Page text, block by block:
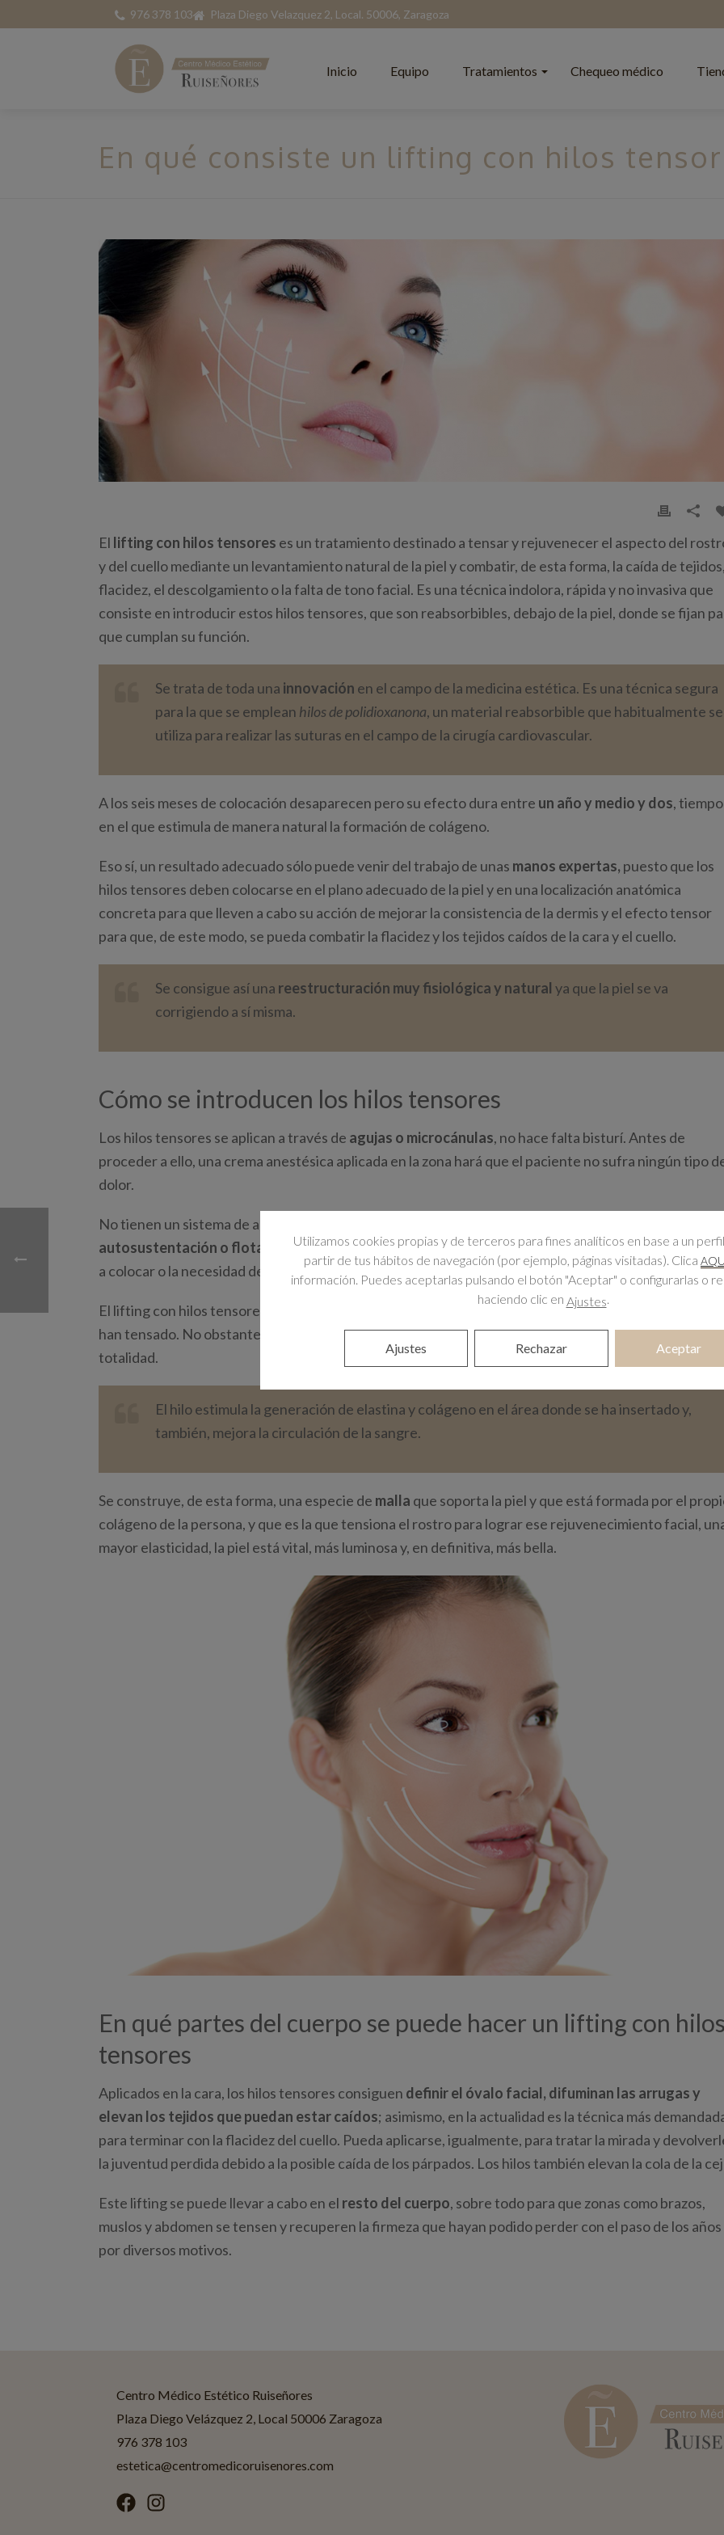
976 378 103 Plaza Diego Velazquez 2, Local. 50006, Zaragoza
Inicio Equipo Tratamientos Chequeo médico
En qué consiste un lifting con hilos
El lifting con hilos tensores es un tratamiento destinado a tensar y rejuvenecer el aspecto del
y del cuello mediante un levantamiento natural de la piel y combatir, de esta forma, la caída de
flacidez, el descolgamiento o la falta de tono facial. Es una técnica indolora, rápida y no invasiva que
consiste en introducir estos hilos tensores, que son reabsorbibles, debajo de la piel, donde se fijan
que cumplan su función.
Se trata de toda una innovación en el campo de la medicina estética. Es una técnica segura
para la que se emplean hilos de polidioxanona, un material reabsorbible que habitualmente se
utiliza para realizar las suturas en el campo de la cirugía cardiovascular.
A los seis meses de colocación desaparecen pero su efecto dura entre un año y medio y dos, tiempo
en el que estimula de manera natural la formación de colágeno.
Eso sí, un resultado adecuado sólo puede venir del trabajo de unas manos expertas, puesto que los
hilos tensores deben colocarse en el plano adecuado de la piel y en una localización anatómica
concreta para que lleven a cabo su acción de mejorar la consistencia de la dermis y el efecto tensor
para que, de este modo, se pueda combatir la flacidez y los tejidos caídos de la cara y el cuello.
Se consigue así una reestructuración muy fisiológica y natural ya que la piel se va
corrigiendo a sí misma.
Cómo se introducen los hilos tensores
Los hilos tensores se aplican a través de agujas o microcánulas, no hace falta bisturí. Antes de
proceder a ello, una crema anestésica aplicada en la zona hará que el paciente no sufra ningún tipo
dolor.
No tienen un sistema de anclaje fijo, van suspendidos en el tejido subcutáneo, son de
autosustentación o flotantes . Su grosor y forma puede variar dependiendo del área donde se
a colocar o la necesidad de tracción que se quiera obtener, entre otros factores.
El lifting con hilos tensores ya se aprecia
, puesto que se nota que los tejidos se
han tensado. No obstante, será transcurridos unos meses cuando el efecto buscado se note en su
totalidad.
El hilo estimula la generación de elastina y colágeno en el área donde se ha insertado y,
también, mejora la circulación de la sangre.
Se construye, de esta forma, una especie de malla que soporta la piel y que está formada por el
colágeno de la persona, y que es la que tensiona el rostro para lograr ese rejuvenecimiento facial,
mayor elasticidad, la piel está vital, más luminosa y, en definitiva, más bella.
En qué partes del cuerpo se puede hacer un lifting con
tensores
Aplicados en la cara, los hilos tensores consiguen definir el óvalo facial, difuminan las arrugas y
elevan los tejidos que puedan estar caídos; asimismo, en la actualidad es la técnica más
para terminar con la flacidez del cuello. Pueda aplicarse, igualmente, para tratar la mirada y
la juventud perdida debido a la posible caída de los párpados. Los hilos también elevan la cola de la
Este lifting se puede llevar a cabo en el resto del cuerpo, sobre todo para que zonas como brazos,
muslos y abdomen se tensen y recuperen la firmeza que hayan podido perder con el paso de los años
por diversos motivos.
Centro Médico Estético Ruiseñores
Plaza Diego Velázquez 2, Local 50006 Zaragoza
976 378 103
estetica@centromedicoruisenores.com
Utilizamos cookies propias y de terceros para fines analíticos en base a un
partir de tus hábitos de navegación (por ejemplo, páginas visitadas). Clica
información. Puedes aceptarlas pulsando el botón "Aceptar" o configurarlas o
haciendo clic en Ajustes.
Aceptar
Rechazar
Ajustes